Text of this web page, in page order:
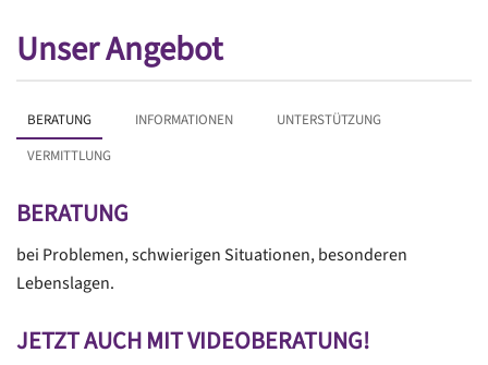
Unser Angebot
BERATUNG INFORMATIONEN
UNTERSTÜTZUNG
VERMITTLUNG
BERATUNG
bei Problemen, schwierigen Situationen, besonderen
Lebenslagen.
JETZT AUCH MIT VIDEOBERATUNG!